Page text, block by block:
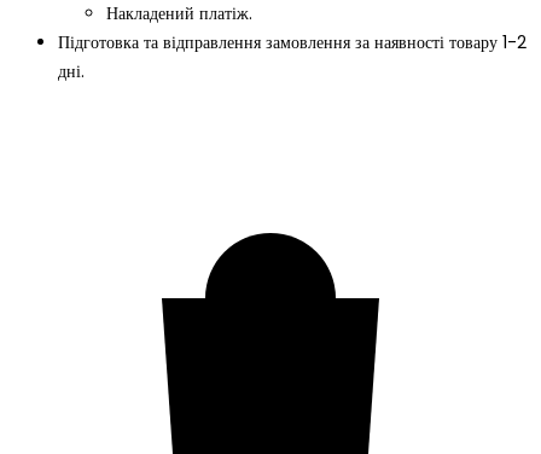
Накладений платіж.
Підготовка та відправлення замовлення за наявності товару 1-2
дні.